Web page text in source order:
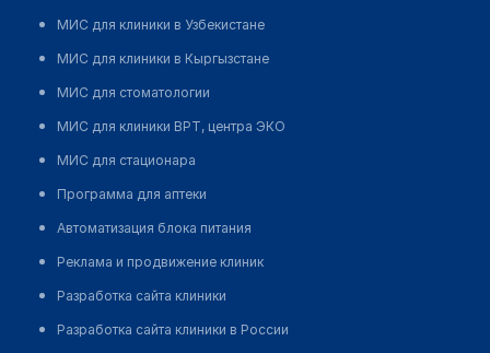
МИС для клиники в Узбекистане
МИС для клиники в Кыргызстане
МИС для стоматологии
МИС для клиники ВРТ, центра ЭКО
МИС для стационара
Программа для аптеки
Автоматизация блока питания
Реклама и продвижение клиник
Разработка сайта клиники
Разработка сайта клиники в России